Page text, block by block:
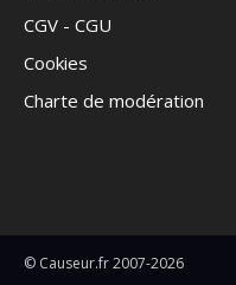
CGV - CGU
Cookies
Charte de modération
© Causeur.fr 2007-2026